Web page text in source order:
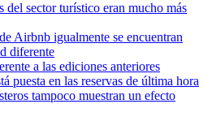
del sector turístico eran mucho más
Airbnb igualmente se encuentran
diferente
a las ediciones anteriores
puesta en las reservas de última hora
tampoco muestran un efecto